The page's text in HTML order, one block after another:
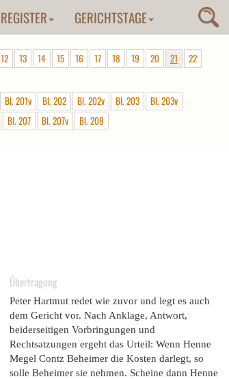
REGISTER GERICHTSTAGE
12 13 14 15 16 17 18 19 20 21
22
Bl. 201v Bl. 202 Bl. 202v Bl. 203
Bl. 203v
Bl. 207 Bl. 207v Bl. 208
Übertragung
Peter Hartmut redet wie zuvor und legt es auch
dem Gericht vor. Nach Anklage, Antwort,
beiderseitigen Vorbringungen und
Rechtsatzungen ergeht das Urteil: Wenn Henne
Megel Contz Beheimer die Kosten darlegt, so
solle Beheimer sie nehmen. Scheine dann Henne